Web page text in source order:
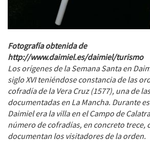
Fotografía obtenida de
http://www.daimiel.es/daimiel/turismo
Los orígenes de la Semana Santa en
siglo XVI teniéndose constancia de las
cofradía de la Vera Cruz (1577), una de
documentadas en La Mancha. Durante
Daimiel era la villa en el Campo de
número de cofradías, en concreto trece,
documentan los visitadores de la orden.